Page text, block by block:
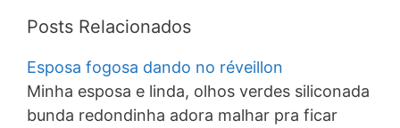
Posts Relacionados
Esposa fogosa dando no réveillon
Minha esposa e linda, olhos verdes siliconada
bunda redondinha adora malhar pra ficar